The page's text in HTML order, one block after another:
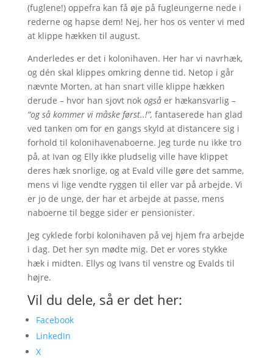
(fuglene!) oppefra kan få øje på fugleungerne nede i
rederne og hapse dem! Nej, her hos os venter vi med
at klippe hækken til august.
Anderledes er det i kolonihaven. Her har vi navrhæk,
og dén skal klippes omkring denne tid. Netop i går
nævnte Morten, at han snart ville klippe hækken
derude – hvor han sjovt nok ogsåer hækansvarlig –
“og så kommer vi måske først..!”, fantaserede han glad
ved tanken om for en gangs skyld at distancere sig i
forhold til kolonihavenaboerne. Jeg turde nu ikke tro
på, at Ivan og Elly ikke pludselig ville have klippet
deres hæk snorlige, og at Evald ville gøre det samme,
mens vi lige vendte ryggen til eller var på arbejde. Vi
er jo de unge, der har et arbejde at passe, mens
naboerne til begge sider er pensionister.
Jeg cyklede forbi kolonihaven på vej hjem fra arbejde
i dag. Det her syn mødte mig. Det er vores stykke
hæk i midten. Ellys og Ivans til venstre og Evalds til
højre.
Vil du dele, så er det her:
Facebook
LinkedIn
X